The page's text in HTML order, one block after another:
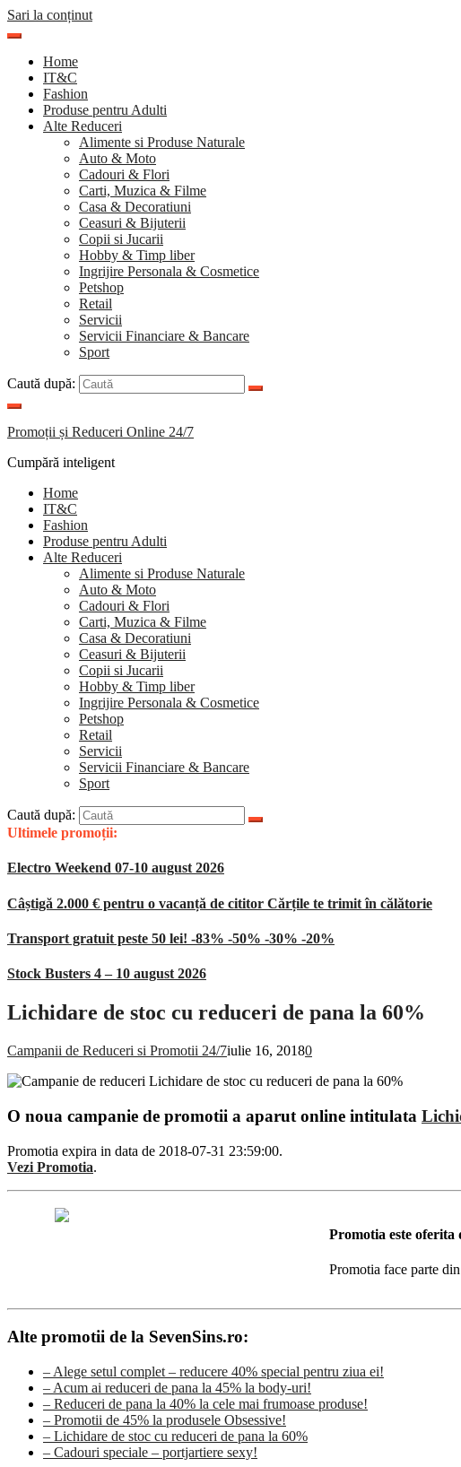
Sari la conținut
Home
IT&C
Fashion
Produse pentru Adulti
Alte Reduceri
Alimente si Produse Naturale
Auto & Moto
Cadouri & Flori
Carti, Muzica & Filme
Casa & Decoratiuni
Ceasuri & Bijuterii
Copii si Jucarii
Hobby & Timp liber
Ingrijire Personala & Cosmetice
Petshop
Retail
Servicii
Servicii Financiare & Bancare
Sport
Caută după:
Promoții și Reduceri Online 24/7
Cumpără inteligent
Home
IT&C
Fashion
Produse pentru Adulti
Alte Reduceri
Alimente si Produse Naturale
Auto & Moto
Cadouri & Flori
Carti, Muzica & Filme
Casa & Decoratiuni
Ceasuri & Bijuterii
Copii si Jucarii
Hobby & Timp liber
Ingrijire Personala & Cosmetice
Petshop
Retail
Servicii
Servicii Financiare & Bancare
Sport
Caută după:
Ultimele promoții:
Electro Weekend 07-10 august 2026
Câștigă 2.000 € pentru o vacanță de cititor Cărțile te trimit în călătorie
Transport gratuit peste 50 lei! -83% -50% -30% -20%
Stock Busters 4 – 10 august 2026
Lichidare de stoc cu reduceri de pana la 60%
Campanii de Reduceri si Promotii 24/7iulie 16, 20180
O noua campanie de promotii a aparut online intitulata
Promotia expira in data de 2018-07-31 23:59:00.
Vezi Promotia.
Promotia este oferita
Promotia face parte
Alte promotii de la SevenSins.ro:
– Alege setul complet – reducere 40% special pentru ziua ei!
– Acum ai reduceri de pana la 45% la body-uri!
– Reduceri de pana la 40% la cele mai frumoase produse!
– Promotii de 45% la produsele Obsessive!
– Lichidare de stoc cu reduceri de pana la 60%
– Cadouri speciale – portjartiere sexy!